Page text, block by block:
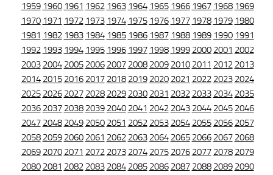
1959 1960 1961 1962 1963 1964 1965 1966 1967 1968 1969
1970 1971 1972 1973 1974 1975 1976 1977 1978 1979 1980
1981 1982 1983 1984 1985 1986 1987 1988 1989 1990 1991
1992 1993 1994 1995 1996 1997 1998 1999 2000 2001 2002
2003 2004 2005 2006 2007 2008 2009 2010 2011 2012 2013
2014 2015 2016 2017 2018 2019 2020 2021 2022 2023 2024
2025 2026 2027 2028 2029 2030 2031 2032 2033 2034 2035
2036 2037 2038 2039 2040 2041 2042 2043 2044 2045 2046
2047 2048 2049 2050 2051 2052 2053 2054 2055 2056 2057
2058 2059 2060 2061 2062 2063 2064 2065 2066 2067 2068
2069 2070 2071 2072 2073 2074 2075 2076 2077 2078 2079
2080 2081 2082 2083 2084 2085 2086 2087 2088 2089 2090